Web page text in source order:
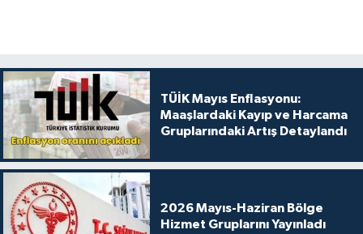
TÜİK Mayıs Enflasyonu:
Maaşlardaki Kayıp ve Harcama
Gruplarındaki Artış Detaylandı
2026 Mayıs-Haziran Bölge
Hizmet Gruplarını Yayınladı